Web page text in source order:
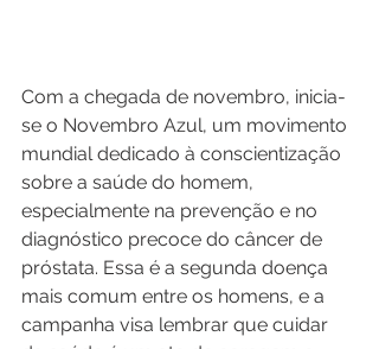
Com a chegada de novembro, inicia-
se o Novembro Azul, um movimento
mundial dedicado à conscientização
sobre a saúde do homem,
especialmente na prevenção e no
diagnóstico precoce do câncer de
próstata. Essa é a segunda doença
mais comum entre os homens, e a
campanha visa lembrar que cuidar